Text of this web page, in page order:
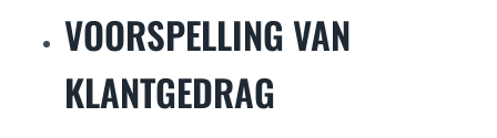
VOORSPELLING VAN
KLANTGEDRAG